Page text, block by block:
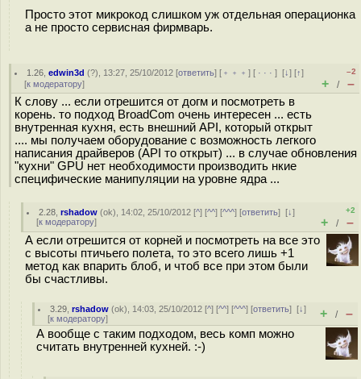
Просто этот микрокод слишком уж отдельная операционка
а не просто сервисная фирмварь.
1.26 ,edwin3d (?), 13:27, 25/10/2012 [ответить] [ ﹢﹢﹢] [ · · ·][↓] [↑]
[к модератору]
–2
+ / –
К слову ... если отрешится от догм и посмотреть в
корень. то подход BroadCom очень интересен ... есть
внутренная кухня, есть внешний API, который открыт
.... мы получаем оборудование с возможность легкого
написания драйверов (API то открыт) ... в случае обновления
"кухни" GPU нет необходимости производить нкие
специфические манипуляции на уровне ядра ...
2.28 ,rshadow (ok), 14:02, 25/10/2012 [^] [^^] [^^^] [ответить][↓]
[к модератору]
+2
+ / –
А если отрешится от корней и посмотреть на все это
с высоты птичьего полета, то это всего лишь +1
метод как впарить блоб, и чтоб все при этом были
бы счастливы.
3.29 ,rshadow (ok), 14:03, 25/10/2012 [^] [^^] [^^^] [ответить][↓]
[к модератору] + / –
А вообще с таким подходом, весь комп можно
считать внутренней кухней. :-)